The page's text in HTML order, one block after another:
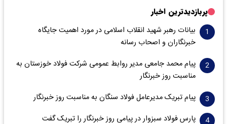
پربازدیدترین اخبار
بیانات رهبر شهید انقلاب اسلامی در مورد اهمیت جایگاه
خبرنگاران و اصحاب رسانه
پیام محمد جامعی مدیر روابط عمومی شرکت فولاد خوزستان به
مناسبت روز خبرنگار
پیام تبریک مدیرعامل فولاد سنگان به مناسبت روز خبرنگار
پارس فولاد سبزوار در پیامی روز خبرنگار را تبریک گفت